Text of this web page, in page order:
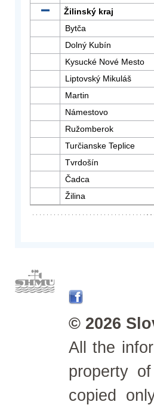
Žilinský kraj
Bytča
Dolný Kubín
Kysucké Nové Mesto
Liptovský Mikuláš
Martin
Námestovo
Ružomberok
Turčianske Teplice
Tvrdošín
Čadca
Žilina
© 2026
All the
property
copied